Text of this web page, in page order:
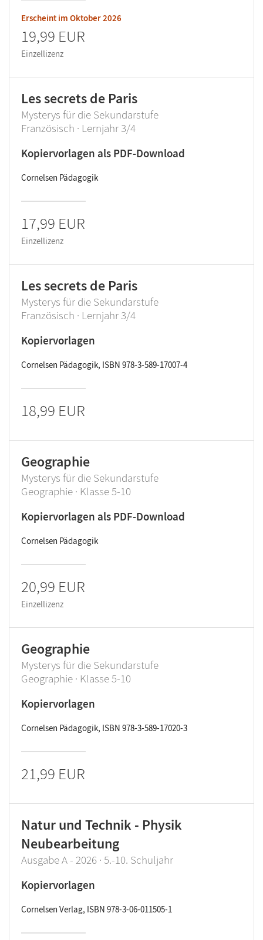
Erscheint im Oktober 2026
19,99 EUR
Einzellizenz
Les secrets de Paris
Mysterys für die Sekundarstufe
Französisch · Lernjahr 3/4
Kopiervorlagen als PDF-Download
Cornelsen Pädagogik
17,99 EUR
Einzellizenz
Les secrets de Paris
Mysterys für die Sekundarstufe
Französisch · Lernjahr 3/4
Kopiervorlagen
Cornelsen Pädagogik, ISBN 978-3-589-17007-4
18,99 EUR
Geographie
Mysterys für die Sekundarstufe
Geographie · Klasse 5-10
Kopiervorlagen als PDF-Download
Cornelsen Pädagogik
20,99 EUR
Einzellizenz
Geographie
Mysterys für die Sekundarstufe
Geographie · Klasse 5-10
Kopiervorlagen
Cornelsen Pädagogik, ISBN 978-3-589-17020-3
21,99 EUR
Natur und Technik - Physik
Neubearbeitung
Ausgabe A - 2026 · 5.-10. Schuljahr
Kopiervorlagen
Cornelsen Verlag, ISBN 978-3-06-011505-1